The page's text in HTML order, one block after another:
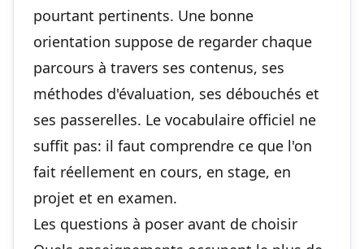
pourtant pertinents. Une bonne
orientation suppose de regarder chaque
parcours à travers ses contenus, ses
méthodes d'évaluation, ses débouchés et
ses passerelles. Le vocabulaire officiel ne
suffit pas: il faut comprendre ce que l'on
fait réellement en cours, en stage, en
projet et en examen.
Les questions à poser avant de choisir